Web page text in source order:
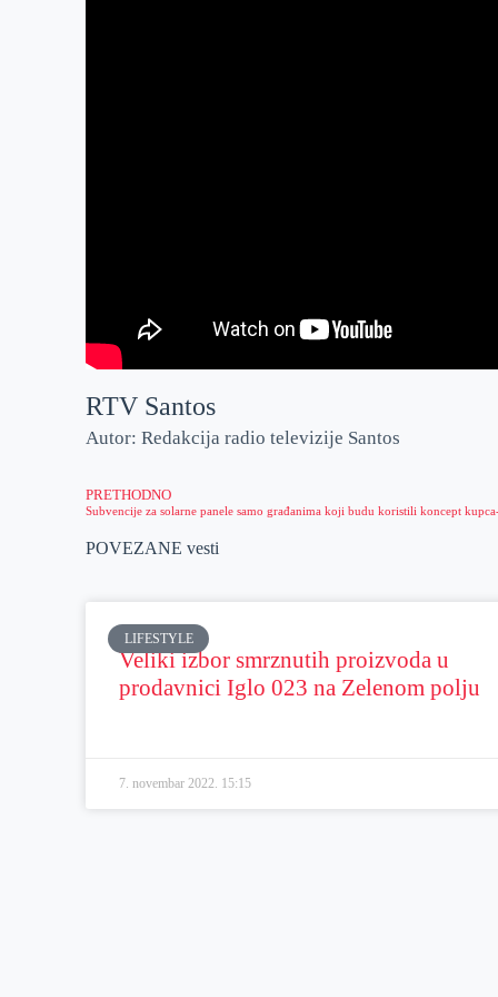
RTV Santos
Autor: Redakcija radio televizije Santos
PRETHODNO
POVEZANE vesti
LIFESTYLE
Veliki izbor smrznutih proizvoda u
prodavnici Iglo 023 na Zelenom polju
7. novembar 2022. 15:15